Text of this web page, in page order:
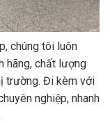
chúng tôi luôn
hãng, chất lượng
trường. Đi kèm với
nghiệp, nhanh